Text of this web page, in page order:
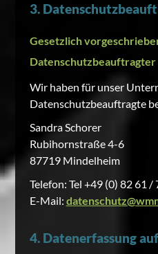
3.
Gesetzlich
Datenschutzbeauftragter
Wir haben für unser
Datenschutzbeauftragte
Sandra Schorer
Rubihornstraße 4-6
87719 Mindelheim
Telefon: Tel +49 (0) 82 61 /
E-Mail:
4. Datenerfassung